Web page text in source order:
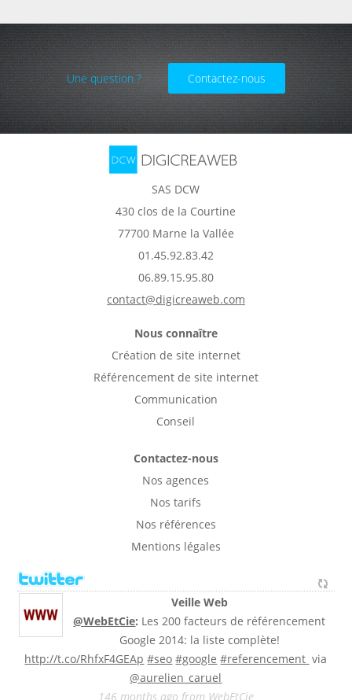
Une question ? Contactez-nous
SAS DCW
430 clos de la Courtine
77700 Marne la Vallée
01.45.92.83.42
06.89.15.95.80
contact@digicreaweb.com
Nous connaître
Création de site internet
Référencement de site internet
Communication
Conseil
Contactez-nous
Nos agences
Nos tarifs
Nos références
Mentions légales
Veille Web
@WebEtCie: Les 200 facteurs de référencement
Google 2014: la liste complète!
http://t.co/RhfxF4GEAp #seo #google #referencement via
@aurelien_caruel
146 months ago from WebEtCie